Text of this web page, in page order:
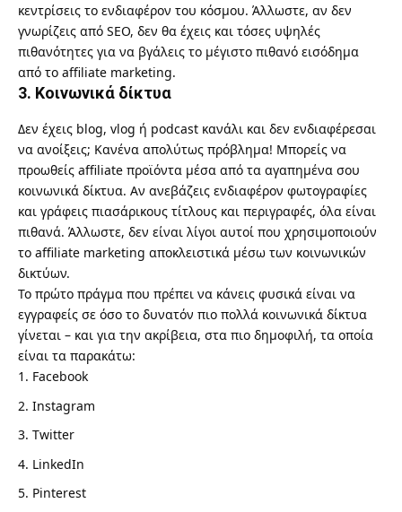
κεντρίσεις το ενδιαφέρον του κόσμου. Άλλωστε, αν δεν
γνωρίζεις από SEO, δεν θα έχεις και τόσες υψηλές
πιθανότητες για να βγάλεις το μέγιστο πιθανό εισόδημα
από το affiliate marketing.
3. Κοινωνικά δίκτυα
Δεν έχεις blog, vlog ή podcast κανάλι και δεν ενδιαφέρεσαι
να ανοίξεις; Κανένα απολύτως πρόβλημα! Μπορείς να
προωθείς affiliate προϊόντα μέσα από τα αγαπημένα σου
κοινωνικά δίκτυα. Αν ανεβάζεις ενδιαφέρον φωτογραφίες
και γράφεις πιασάρικους τίτλους και περιγραφές, όλα είναι
πιθανά. Άλλωστε, δεν είναι λίγοι αυτοί που χρησιμοποιούν
το affiliate marketing αποκλειστικά μέσω των κοινωνικών
δικτύων.
Το πρώτο πράγμα που πρέπει να κάνεις φυσικά είναι να
εγγραφείς σε όσο το δυνατόν πιο πολλά κοινωνικά δίκτυα
γίνεται – και για την ακρίβεια, στα πιο δημοφιλή, τα οποία
είναι τα παρακάτω:
Facebook
Instagram
Twitter
LinkedIn
Pinterest